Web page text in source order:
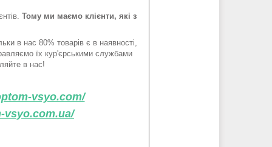
Тому ми маємо клієнти, які з
в нас 80% товарів є в наявності,
їх кур'єрськими службами
в нас!
vsyo.com/
vsyo.com.ua/